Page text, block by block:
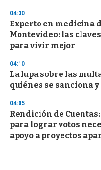
04:30
Experto en medicina
Montevideo: las
para vivir mejor
04:10
La lupa sobre las
quiénes se sanciona y
04:05
Rendición de
para lograr votos
apoyo a proyectos